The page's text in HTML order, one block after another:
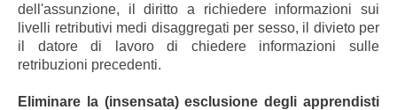
dell'assunzione, il diritto a richiedere informazioni sui
livelli retributivi medi disaggregati per sesso, il divieto per
il datore di lavoro di chiedere informazioni sulle
retribuzioni precedenti.
Eliminare la (insensata) esclusione degli apprendisti